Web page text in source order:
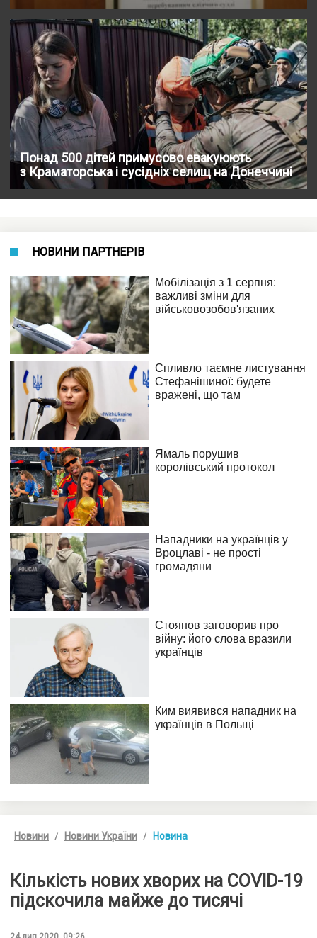
Понад 500 дітей примусово евакуюють
з Краматорська і сусідніх селищ на Донеччині
НОВИНИ ПАРТНЕРІВ
Новини Новини України Новина
Кількість нових хворих на COVID-19
підскочила майже до тисячі